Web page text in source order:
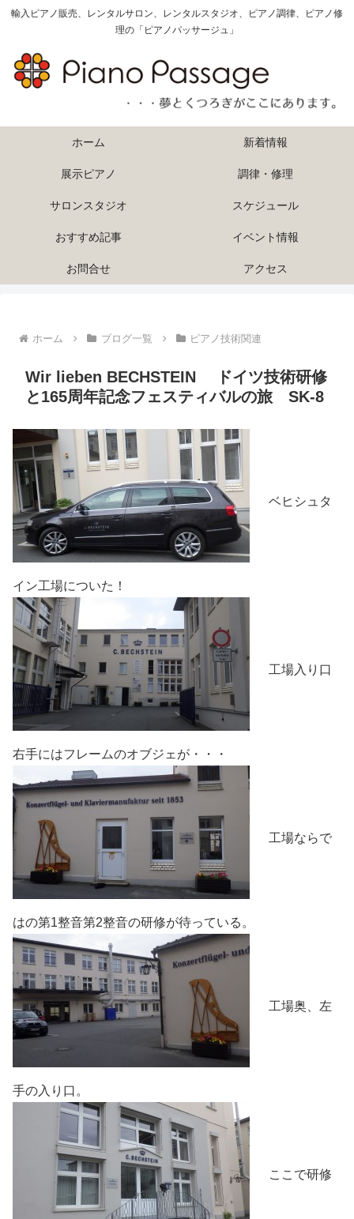
輸入ピアノ販売、レンタルサロン、レンタルスタジオ、ピアノ調律、ピアノ修
理の「ピアノパッサージュ」
ホーム 新着情報
展示ピアノ 調律・修理
サロンスタジオ スケジュール
おすすめ記事 イベント情報
お問合せ アクセス
ホーム ブログ一覧 ピアノ技術関連
Wir lieben BECHSTEIN ドイツ技術研修
と165周年記念フェスティバルの旅 SK-8
ベヒシュタ
イン工場についた！
工場入り口
右手にはフレームのオブジェが・・・
工場ならで
はの第1整音第2整音の研修が待っている。
工場奥、左
手の入り口。
ここで研修